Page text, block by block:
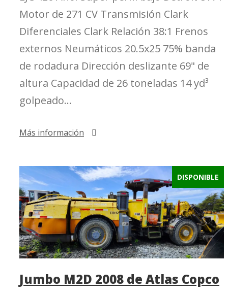
Motor de 271 CV Transmisión Clark
Diferenciales Clark Relación 38:1 Frenos
externos Neumáticos 20.5x25 75% banda
de rodadura Dirección deslizante 69" de
altura Capacidad de 26 toneladas 14 yd³
golpeado...
Más información
DISPONIBLE
Jumbo M2D 2008 de Atlas Copco